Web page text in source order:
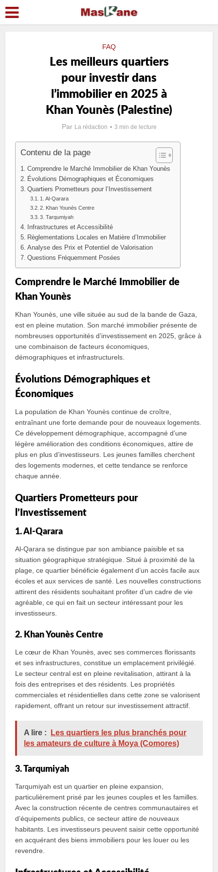
FAQ
Les meilleurs quartiers
pour investir dans
l’immobilier en 2025 à
Khan Younès (Palestine)
Par La rédaction 3 min de lecture
Contenu de la page
Comprendre le Marché Immobilier de Khan Younès
Évolutions Démographiques et Économiques
Quartiers Prometteurs pour l’Investissement
1. Al-Qarara
2. Khan Younès Centre
3. Tarqumiyah
Infrastructures et Accessibilité
Règlementations Locales en Matière d’Immobilier
Analyse des Prix et Potentiel de Valorisation
Questions Fréquemment Posées
Comprendre le Marché Immobilier de
Khan Younès
Khan Younès, une ville située au sud de la bande de Gaza,
est en pleine mutation. Son marché immobilier présente de
nombreuses opportunités d’investissement en 2025, grâce à
une combinaison de facteurs économiques,
démographiques et infrastructurels.
Évolutions Démographiques et
Économiques
La population de Khan Younès continue de croître,
entraînant une forte demande pour de nouveaux logements.
Ce développement démographique, accompagné d’une
légère amélioration des conditions économiques, attire de
plus en plus d’investisseurs. Les jeunes familles cherchent
des logements modernes, et cette tendance se renforce
chaque année.
Quartiers Prometteurs pour
l’Investissement
1. Al-Qarara
Al-Qarara se distingue par son ambiance paisible et sa
situation géographique stratégique. Situé à proximité de la
plage, ce quartier bénéficie également d’un accès facile aux
écoles et aux services de santé. Les nouvelles constructions
attirent des résidents souhaitant profiter d’un cadre de vie
agréable, ce qui en fait un secteur intéressant pour les
investisseurs.
2. Khan Younès Centre
Le cœur de Khan Younès, avec ses commerces florissants
et ses infrastructures, constitue un emplacement privilégié.
Le secteur central est en pleine revitalisation, attirant à la
fois des entreprises et des résidents. Les propriétés
commerciales et résidentielles dans cette zone se valorisent
rapidement, offrant un retour sur investissement attractif.
A lire :
Les quartiers les plus branchés pour
les amateurs de culture à Moya (Comores)
3. Tarqumiyah
Tarqumiyah est un quartier en pleine expansion,
particulièrement prisé par les jeunes couples et les familles.
Avec la construction récente de centres communautaires et
d’équipements publics, ce secteur attire de nouveaux
habitants. Les investisseurs peuvent saisir cette opportunité
en acquérant des biens immobiliers pour les louer ou les
revendre.